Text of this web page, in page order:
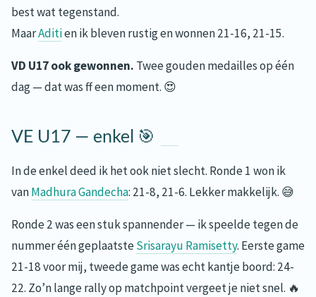
best wat tegenstand.
MaarAditien ik bleven rustig en wonnen 21-16, 21-15.
VD U17 ook gewonnen. Twee gouden medailles op één
dag — dat was ff een moment. 😍
VE U17 — enkel 🎯
In de enkel deed ik het ook niet slecht. Ronde 1 won ik
vanMadhura Gandecha: 21-8, 21-6. Lekker makkelijk. 😅
Ronde 2 was een stuk spannender — ik speelde tegen de
nummer één geplaatsteSrisarayu Ramisetty. Eerste game
21-18 voor mij, tweede game was echt kantje boord: 24-
22. Zo’n lange rally op matchpoint vergeet je niet snel. 🔥